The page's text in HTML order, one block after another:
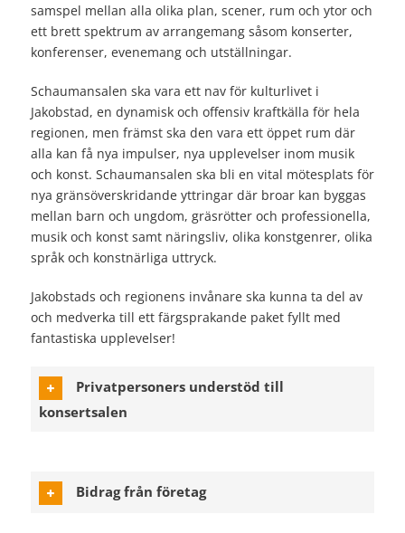
samspel mellan alla olika plan, scener, rum och ytor och
ett brett spektrum av arrangemang såsom konserter,
konferenser, evenemang och utställningar.
Schaumansalen ska vara ett nav för kulturlivet i
Jakobstad, en dynamisk och offensiv kraftkälla för hela
regionen, men främst ska den vara ett öppet rum där
alla kan få nya impulser, nya upplevelser inom musik
och konst. Schaumansalen ska bli en vital mötesplats för
nya gränsöverskridande yttringar där broar kan byggas
mellan barn och ungdom, gräsrötter och professionella,
musik och konst samt näringsliv, olika konstgenrer, olika
språk och konstnärliga uttryck.
Jakobstads och regionens invånare ska kunna ta del av
och medverka till ett färgsprakande paket fyllt med
fantastiska upplevelser!
Privatpersoners understöd till
konsertsalen
Bidrag från företag